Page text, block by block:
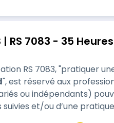
| RS 7083 - 35 Heures
RS 7083, "pratiquer
", est réservé aux
ou indépendants)
et/ou d’une pratique